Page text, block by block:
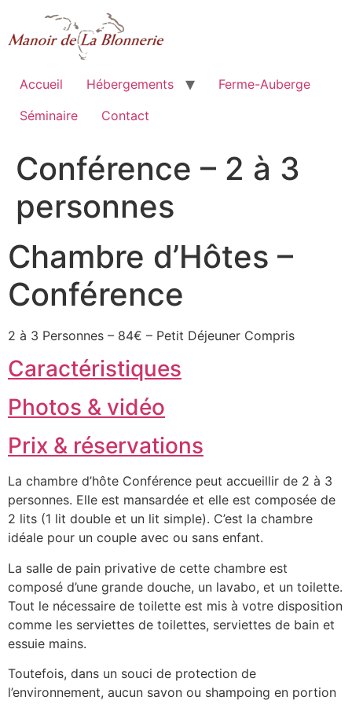
contenu
Accueil Hébergements
Ferme-Auberge
Séminaire
Contact
Conférence – 2 à 3
personnes
Chambre d’Hôtes –
Conférence
2 à 3 Personnes – 84€ – Petit Déjeuner Compris
Caractéristiques
Photos & vidéo
Prix & réservations
La chambre d’hôte Conférence peut accueillir de 2 à 3
personnes. Elle est mansardée et elle est composée de
2 lits (1 lit double et un lit simple). C’est la chambre
idéale pour un couple avec ou sans enfant.
La salle de pain privative de cette chambre est
composé d’une grande douche, un lavabo, et un toilette.
Tout le nécessaire de toilette est mis à votre disposition
comme les serviettes de toilettes, serviettes de bain et
essuie mains.
Toutefois, dans un souci de protection de
l’environnement, aucun savon ou shampoing en portion